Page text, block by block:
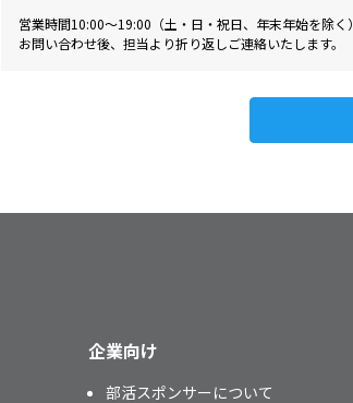
営業時間10:00〜19:00（土・日・祝日、年末年始を除く）
お問い合わせ後、担当より折り返しご連絡いたします。
企業向け
部活スポンサーについて